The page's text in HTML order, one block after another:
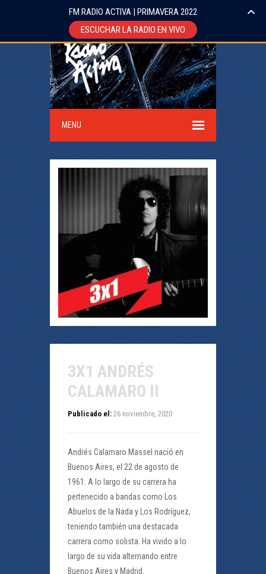
MENU
3X1 ANDRÉS
CALAMARO II
Publicado el: 26 noviembre, 2020
Andrés Calamaro Massel nació en
Buenos Aires, el 22 de agosto de
1961. A lo largo de su carrera ha
pertenecido a bandas como Los
Abuelos de la Nada y Los Rodríguez,
teniendo también una destacada
carrera como solista. Ha vivido a lo
largo de su vida alternando entre
Buenos Aires y Madrid.
FM RADIO ACTIVA | PRIMAVERA 2022
ESCUCHAR LA RADIO EN VIVO